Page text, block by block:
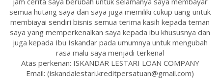
semua hutang saya dan saya juga memiliki cukup uang untuk
membiayai sendiri bisnis semua terima kasih kepada teman
saya yang memperkenalkan saya kepada ibu khususnya dan
juga kepada Ibu Iskandar pada umumnya untuk mengubah
rasa malu saya menjadi terkenal
Atas perkenan: ISKANDAR LESTARI LOAN COMPANY
Email: (iskandalestari.kreditpersatuan@gmail.com)